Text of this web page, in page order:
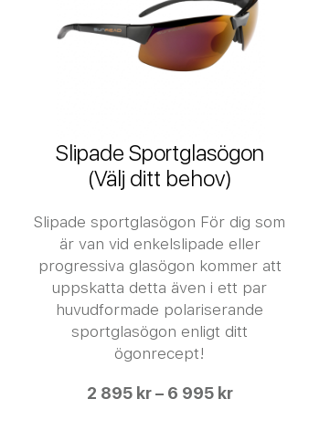
Slipade Sportglasögon
(Välj ditt behov)
Slipade sportglasögon För dig som
är van vid enkelslipade eller
progressiva glasögon kommer att
uppskatta detta även i ett par
huvudformade polariserande
sportglasögon enligt ditt
ögonrecept!
2 895 kr – 6 995 kr